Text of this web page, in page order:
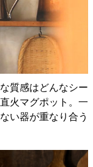
質感はどんなシー
火マグポット。一
い器が重なり合う